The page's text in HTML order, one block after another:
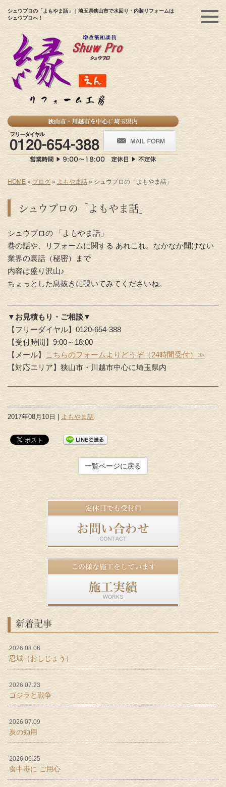
シュウプロの「よもやま話」｜埼玉県狭山市で水回り・内装リフォームは
シュウプロへ！
HOME »ブログ » よもやま話 » シュウプロの「よもやま話」
シュウプロの「よもやま話」
シュウプロの 「よもやま話」
巷の話や、リフォームに関する あれこれ。なかなか聞けない
業界の裏話（秘密）まで
内容は盛り沢山♪
ちょっとした息抜きに覗いてみてくださいね。
▼お見積もり・ご相談▼
【フリーダイヤル】0120-654-388
【受付時間】9:00～18:00
【メール】
こちらのフォームよりどうぞ（24時間受付）≫
【対応エリア】狭山市・川越市中心に埼玉県内
2017年08月10日 | よもやま話
一覧ページに戻る
新着記事
2026.08.06
忍城（おしじょう）
2026.07.23
ゴジラと戦争
2026.07.09
炭の効用
2026.06.25
食中毒に ご用心